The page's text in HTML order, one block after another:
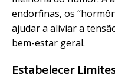
endorfinas, os
ajudar a aliviar a
bem-estar geral.
Estabelecer